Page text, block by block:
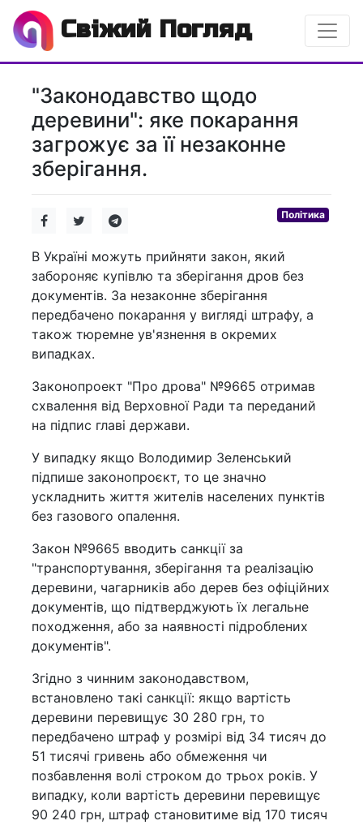
Свіжий Погляд
"Законодавство щодо
деревини": яке покарання
загрожує за її незаконне
зберігання.
Політика
В Україні можуть прийняти закон, який
забороняє купівлю та зберігання дров без
документів. За незаконне зберігання
передбачено покарання у вигляді штрафу, а
також тюремне ув'язнення в окремих
випадках.
Законопроект "Про дрова" №9665 отримав
схвалення від Верховної Ради та переданий
на підпис главі держави.
У випадку якщо Володимир Зеленський
підпише законопроєкт, то це значно
ускладнить життя жителів населених пунктів
без газового опалення.
Закон №9665 вводить санкції за
"транспортування, зберігання та реалізацію
деревини, чагарників або дерев без офіційних
документів, що підтверджують їх легальне
походження, або за наявності підроблених
документів".
Згідно з чинним законодавством,
встановлено такі санкції: якщо вартість
деревини перевищує 30 280 грн, то
передбачено штраф у розмірі від 34 тисяч до
51 тисячі гривень або обмеження чи
позбавлення волі строком до трьох років. У
випадку, коли вартість деревини перевищує
90 240 грн, штраф становитиме від 170 тисяч